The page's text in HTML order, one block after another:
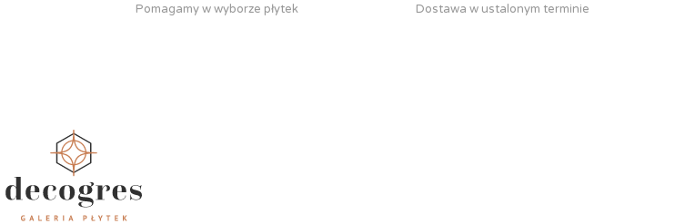
Pomagamy w wyborze płytek
Dostawa w ustalonym terminie